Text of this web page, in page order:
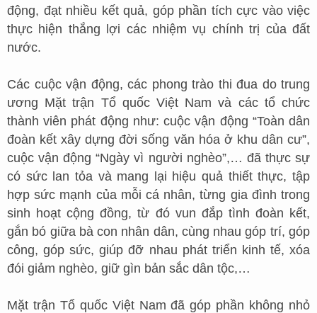
động, đạt nhiều kết quả, góp phần tích cực vào việc
thực hiện thắng lợi các nhiệm vụ chính trị của đất
nước.
Các cuộc vận động, các phong trào thi đua do trung
ương Mặt trận Tổ quốc Việt Nam và các tổ chức
thành viên phát động như: cuộc vận động “Toàn dân
đoàn kết xây dựng đời sống văn hóa ở khu dân cư”,
cuộc vận động “Ngày vì người nghèo”,… đã thực sự
có sức lan tỏa và mang lại hiệu quả thiết thực, tập
hợp sức mạnh của mỗi cá nhân, từng gia đình trong
sinh hoạt cộng đồng, từ đó vun đắp tình đoàn kết,
gắn bó giữa bà con nhân dân, cùng nhau góp trí, góp
công, góp sức, giúp đỡ nhau phát triển kinh tế, xóa
đói giảm nghèo, giữ gìn bản sắc dân tộc,…
Mặt trận Tổ quốc Việt Nam đã góp phần không nhỏ